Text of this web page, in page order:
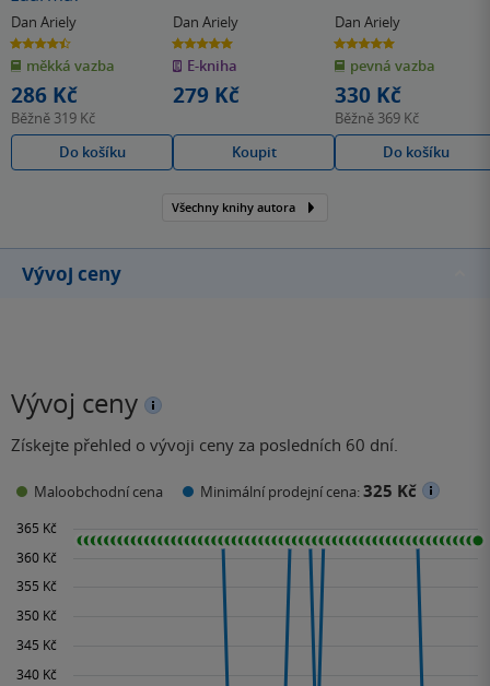
Dan Ariely
4.5
z
5
hvězdiček
měkká vazba
286 Kč
Běžně 319 Kč
Do košíku
Dan Ariely
5.0
z
5
hvězdiček
E-kniha
279 Kč
Koupit
Dan Ariely
5.0
z
5
hvězdiček
pevná vazba
330 Kč
Běžně 369 Kč
Do košíku
Všechny knihy autora
Vývoj ceny
Vývoj ceny
Získejte přehled o vývoji ceny za posledních 60 dní.
Maloobchodní cena Minimální prodejní cena:325 Kč